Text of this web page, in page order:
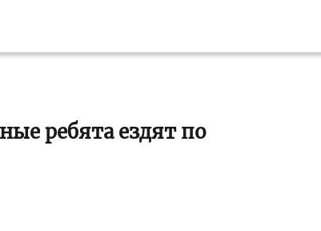
ребята ездят по